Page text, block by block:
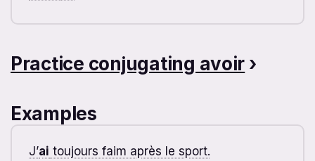
Practice conjugating avoir ›
Examples
J’ai toujours faim après le sport.